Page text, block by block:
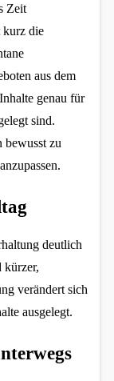
Zeit
kurz die
aus dem
genau für
sind.
bewusst zu
deutlich
kürzer,
verändert sich
ausgelegt.
und
zu